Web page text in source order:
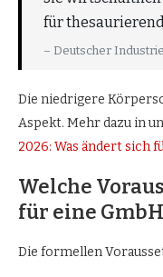
für
– Deutscher
Die niedrigere
Aspekt. Mehr dazu in
2026: Was ändert sich
Welche
für eine
Die formellen